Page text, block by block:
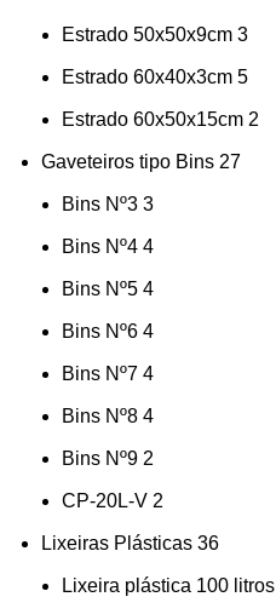
Estrado 50x50x9cm 3
Estrado 60x40x3cm 5
Estrado 60x50x15cm 2
Gaveteiros tipo Bins 27
Bins Nº3 3
Bins Nº4 4
Bins Nº5 4
Bins Nº6 4
Bins Nº7 4
Bins Nº8 4
Bins Nº9 2
CP-20L-V 2
Lixeiras Plásticas 36
Lixeira plástica 100 litros